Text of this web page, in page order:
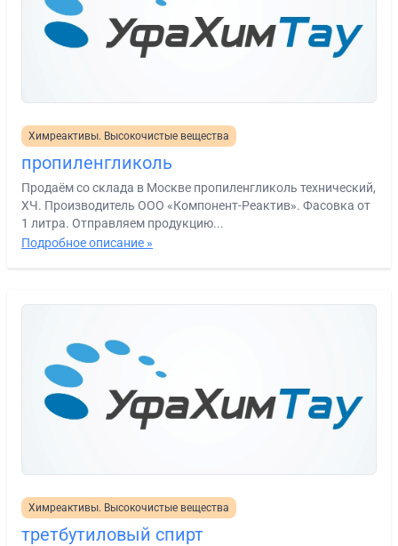
Химреактивы. Высокочистые вещества
пропиленгликоль
Продаём со склада в Москве пропиленгликоль технический,
ХЧ. Производитель ООО «Компонент-Реактив». Фасовка от
1 литра. Отправляем продукцию...
Подробное описание »
Химреактивы. Высокочистые вещества
третбутиловый спирт